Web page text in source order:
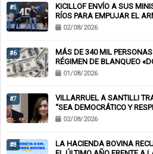
#5
KICILLOF ENVÍO A SUS
RÍOS PARA EMPUJAR EL
02/08/2026
#6
MÁS DE 340 MIL
RÉGIMEN DE BLANQUEO
01/08/2026
#7
VILLARRUEL A SANTILLI
“SEA DEMOCRÁTICO Y
02/08/2026
#8
LA HACIENDA BOVINA